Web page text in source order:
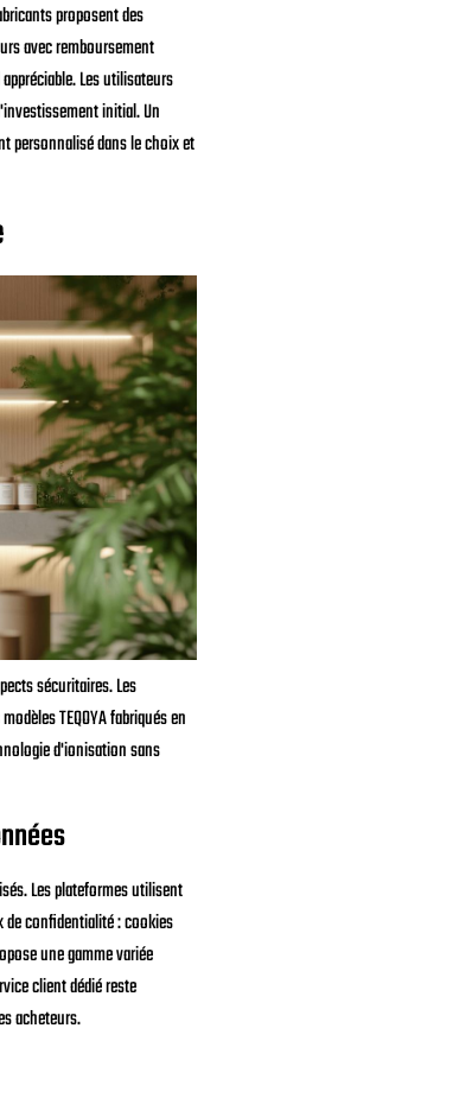
proposent des
avec remboursement
Les utilisateurs
initial. Un
personnalisé dans le choix et
sécuritaires. Les
TEQOYA fabriqués en
d'ionisation sans
Les plateformes utilisent
de confidentialité : cookies
une gamme variée
client dédié reste
acheteurs.